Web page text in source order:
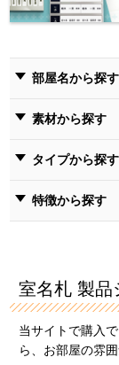
部屋名から探す
素材から探す
タイプから探す
特徴から探す
室名札 製品
当サイトで購入
ら、お部屋の雰